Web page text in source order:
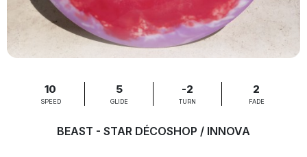
10
SPEED
5
GLIDE
-2
TURN
2
FADE
BEAST - STAR DÉCOSHOP / INNOVA